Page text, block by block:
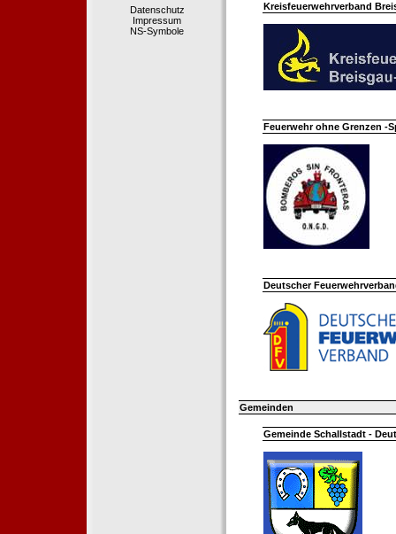
Datenschutz
Impressum
NS-Symbole
Kreisfeuerwehrverband
Feuerwehr ohne Grenzen -
Deutscher
Gemeinden
Gemeinde Schallstadt -